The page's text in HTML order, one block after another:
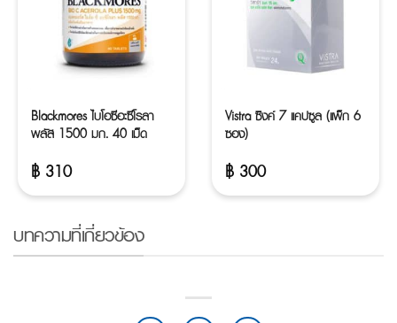
Blackmores ไบโอซีอะซีโรลา
พลัส 1500 มก. 40 เม็ด
฿ 310
Vistra ซิงค์ 7 แคปซูล (แพ็ก 6
ซอง)
฿ 300
บทความที่เกี่ยวข้อง